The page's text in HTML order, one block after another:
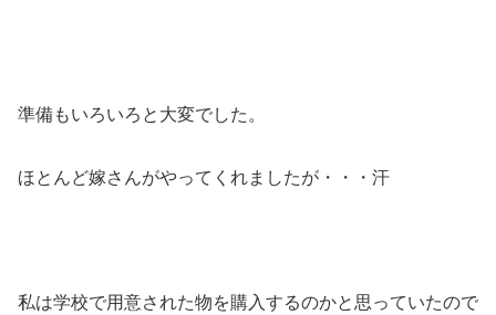
準備もいろいろと大変でした。
ほとんど嫁さんがやってくれましたが・・・汗
私は学校で用意された物を購入するのかと思っていたので